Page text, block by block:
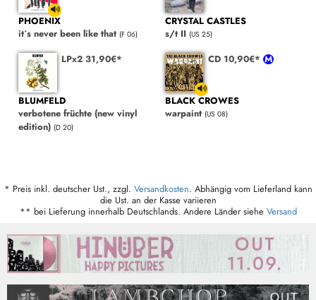
PHOENIX
it´s never been like that (F 06)
CRYSTAL CASTLES
s/t II (US 25)
LPx2 31,90€*
BLUMFELD
verbotene früchte (new vinyl
edition) (D 20)
CD 10,90€*
BLACK CROWES
warpaint (US 08)
* Preis inkl. deutscher Ust., zzgl. Versandkosten. Abhängig vom Lieferland kann
die Ust. an der Kasse variieren
** bei Lieferung innerhalb Deutschlands. Andere Länder siehe Versand